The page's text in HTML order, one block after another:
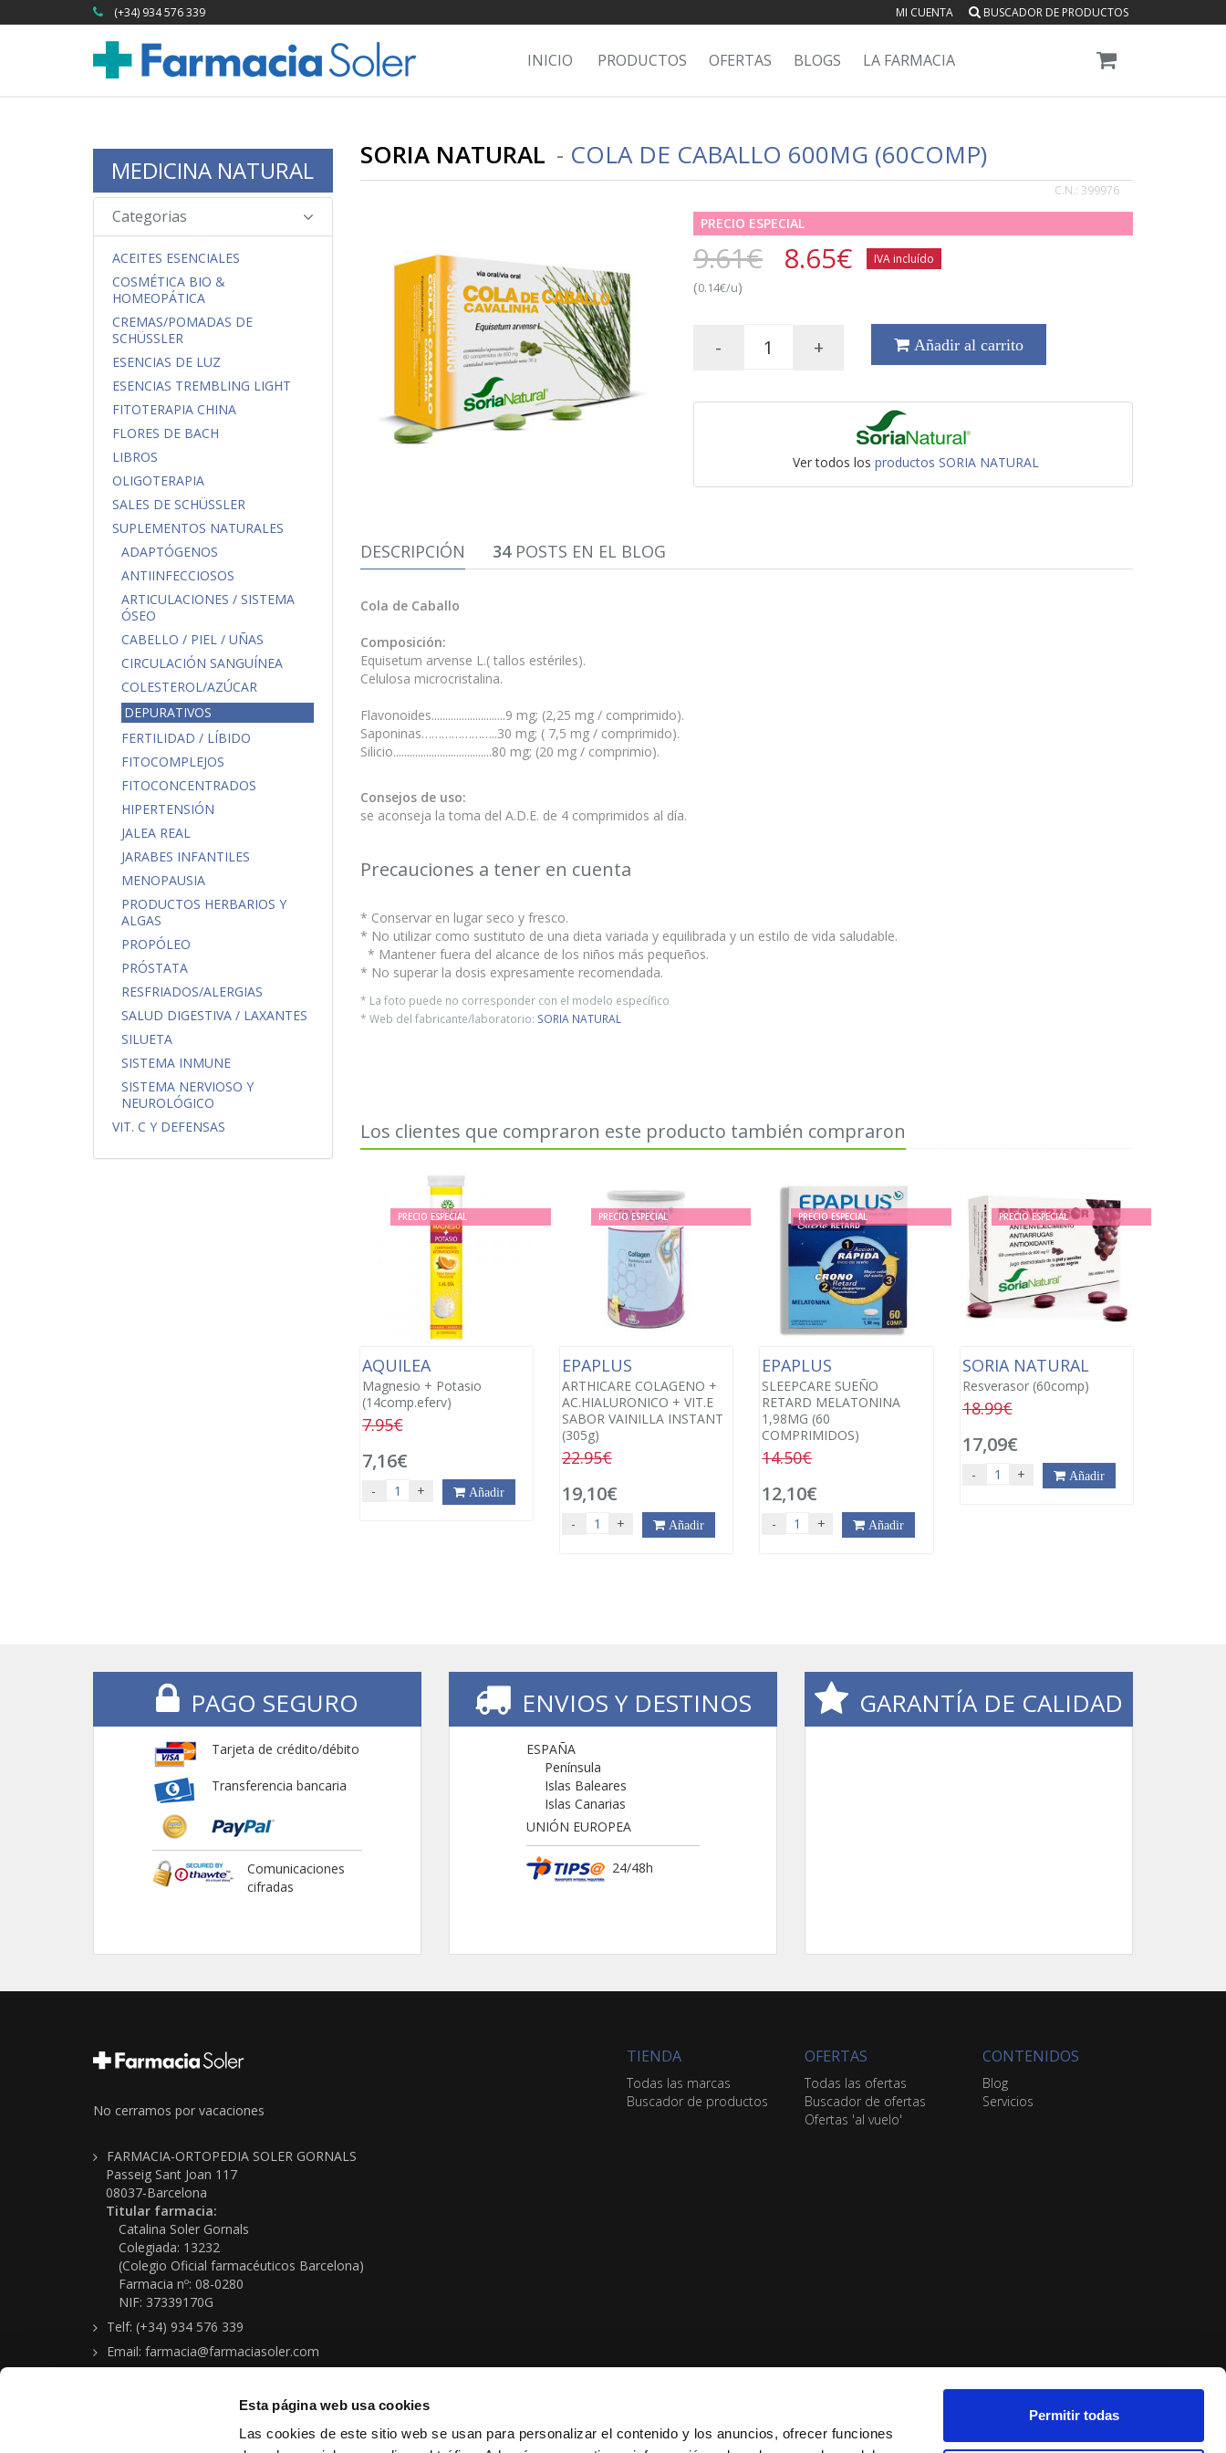
Esta página web usa cookies
Las cookies de este sitio web se usan para personalizar el contenido y los anuncios, ofrecer funciones
Permitir todas
(+34) 934 576 339 MI CUENTA BUSCADOR DE PRODUCTOS
INICIO PRODUCTOS OFERTAS BLOGS LA FARMACIA
MEDICINA NATURAL
Categorias
ACEITES ESENCIALES
COSMÉTICA BIO &
HOMEOPÁTICA
CREMAS/POMADAS DE
SCHÜSSLER
ESENCIAS DE LUZ
ESENCIAS TREMBLING LIGHT
FITOTERAPIA CHINA
FLORES DE BACH
LIBROS
OLIGOTERAPIA
SALES DE SCHÜSSLER
SUPLEMENTOS NATURALES
ADAPTÓGENOS
ANTIINFECCIOSOS
ARTICULACIONES / SISTEMA
ÓSEO
CABELLO / PIEL / UÑAS
CIRCULACIÓN SANGUÍNEA
COLESTEROL/AZÚCAR
DEPURATIVOS
FERTILIDAD / LÍBIDO
FITOCOMPLEJOS
FITOCONCENTRADOS
HIPERTENSIÓN
JALEA REAL
JARABES INFANTILES
MENOPAUSIA
PRODUCTOS HERBARIOS Y
ALGAS
PROPÓLEO
PRÓSTATA
RESFRIADOS/ALERGIAS
SALUD DIGESTIVA / LAXANTES
SILUETA
SISTEMA INMUNE
SISTEMA NERVIOSO Y
NEUROLÓGICO
VIT. C Y DEFENSAS
SORIA NATURAL - COLA DE CABALLO 600MG (60COMP)
C.N.: 399976
PRECIO ESPECIAL
9.61€ 8.65€ IVA incluído
(0.14€/u)
- + Añadir al carrito
Ver todos los productos SORIA NATURAL
DESCRIPCIÓN 34POSTS EN EL BLOG
Cola de Caballo
Composición:
Equisetum arvense L.( tallos estériles).
Celulosa microcristalina.
Flavonoides...........................9 mg; (2,25 mg / comprimido).
Saponinas…………………..30 mg; ( 7,5 mg / comprimido).
Silicio....................................80 mg; (20 mg / comprimio).
Consejos de uso:
se aconseja la toma del A.D.E. de 4 comprimidos al día.
Precauciones a tener en cuenta
* Conservar en lugar seco y fresco.
* No utilizar como sustituto de una dieta variada y equilibrada y un estilo de vida saludable.
* Mantener fuera del alcance de los niños más pequeños.
* No superar la dosis expresamente recomendada.
* La foto puede no corresponder con el modelo específico
* Web del fabricante/laboratorio: SORIA NATURAL
Los clientes que compraron este producto también compraron
PRECIO ESPECIAL
AQUILEA
Magnesio + Potasio
(14comp.eferv)
7.95€
7,16€
- + Añadir
PRECIO ESPECIAL
EPAPLUS
ARTHICARE COLAGENO +
AC.HIALURONICO + VIT.E
SABOR VAINILLA INSTANT
(305g)
22.95€
19,10€
- + Añadir
PRECIO ESPECIAL
EPAPLUS
SLEEPCARE SUEÑO
RETARD MELATONINA
1,98MG (60
COMPRIMIDOS)
14.50€
12,10€
- + Añadir
PRECIO ESPECIAL
SORIA NATURAL
Resverasor (60comp)
18.99€
17,09€
- + Añadir
PAGO SEGURO
Tarjeta de crédito/débito
Transferencia bancaria
Comunicaciones
cifradas
ENVIOS Y DESTINOS
ESPAÑA
Península
Islas Baleares
Islas Canarias
UNIÓN EUROPEA
24/48h
GARANTÍA DE CALIDAD
No cerramos por vacaciones
FARMACIA-ORTOPEDIA SOLER GORNALS
Passeig Sant Joan 117
08037-Barcelona
Titular farmacia:
Catalina Soler Gornals
Colegiada: 13232
(Colegio Oficial farmacéuticos Barcelona)
Farmacia nº: 08-0280
NIF: 37339170G
Telf: (+34) 934 576 339
Email: farmacia@farmaciasoler.com
TIENDA
Todas las marcas
Buscador de productos
OFERTAS
Todas las ofertas
Buscador de ofertas
Ofertas 'al vuelo'
CONTENIDOS
Blog
Servicios